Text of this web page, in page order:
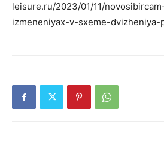
leisure.ru/2023/01/11/
izmeneniyax-v-sxeme-dvizheniya-